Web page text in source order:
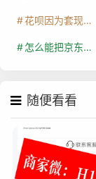
花呗因为套现被限额了这种情况要多久才会好
怎么能把京东白条额度钱套出来
随便看看